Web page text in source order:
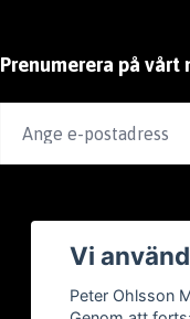
Prenumerera på vårt
Vi
Peter Ohlsson